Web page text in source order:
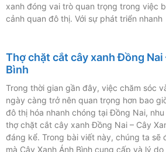
xanh đóng vai trò quan trọng trong việc
cảnh quan đô thị. Với sự phát triển nhanh
Thợ chặt cắt cây xanh Đồng Nai
Bình
Trong thời gian gần đây, việc chăm sóc
ngày càng trở nên quan trọng hơn bao
đô thị hóa nhanh chóng tại Đồng Nai,
thợ chặt cắt cây xanh Đồng Nai – Cây
đáng kể. Trong bài viết này, chúng ta sẽ
mà Cây Xanh Ánh Bình cung cấp và lý